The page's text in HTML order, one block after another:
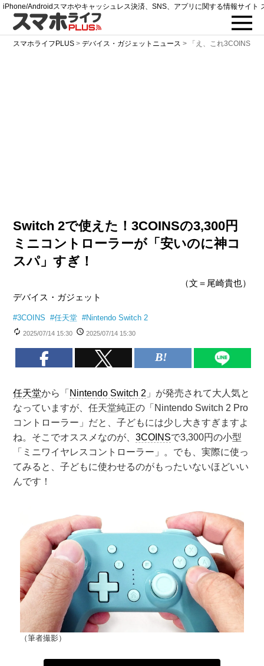
iPhone/Androidスマホやキャッシュレス決済、SNS、アプリに関する情報サイト
スマホライフPLUS >デバイス・ガジェットニュース > 「え、これ3COINS？
Switch 2で使えた！3COINSの3,300円
ミニコントローラーが「安いのに神コ
スパ」すぎ！
（文＝尾崎貴也）
デバイス・ガジェット
#3COINS #任天堂 #Nintendo Switch 2
2025/07/14 15:30 2025/07/14 15:30
任天堂から「 Nintendo Switch 2 」が発売されて大人気と
なっていますが、任天堂純正の「Nintendo Switch 2 Pro
コントローラー」だと、子どもには少し大きすぎますよ
ね。そこでオススメなのが、3COINSで3,300円の小型
「ミニワイヤレスコントローラー」。でも、実際に使っ
てみると、子どもに使わせるのがもったいないほどいい
んです！
（筆者撮影）